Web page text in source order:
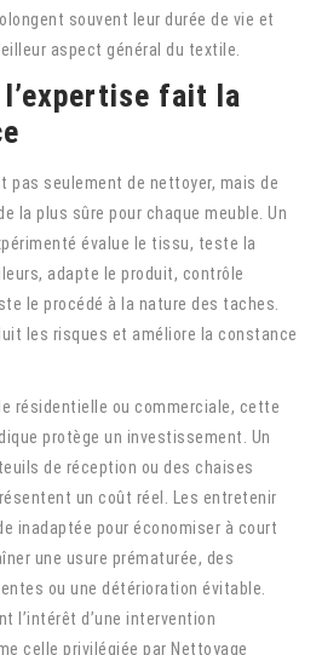
souvent leur durée de vie et
aspect général du textile.
fait la
pas seulement de nettoyer, mais de
la plus sûre pour chaque meuble. Un
évalue le tissu, teste la
adapte le produit, contrôle
le procédé à la nature des taches.
les risques et améliore la constance
résidentielle ou commerciale, cette
protège un investissement. Un
de réception ou des chaises
un coût réel. Les entretenir
inadaptée pour économiser à court
une usure prématurée, des
ou une détérioration évitable.
l’intérêt d’une intervention
celle privilégiée par Nettoyage